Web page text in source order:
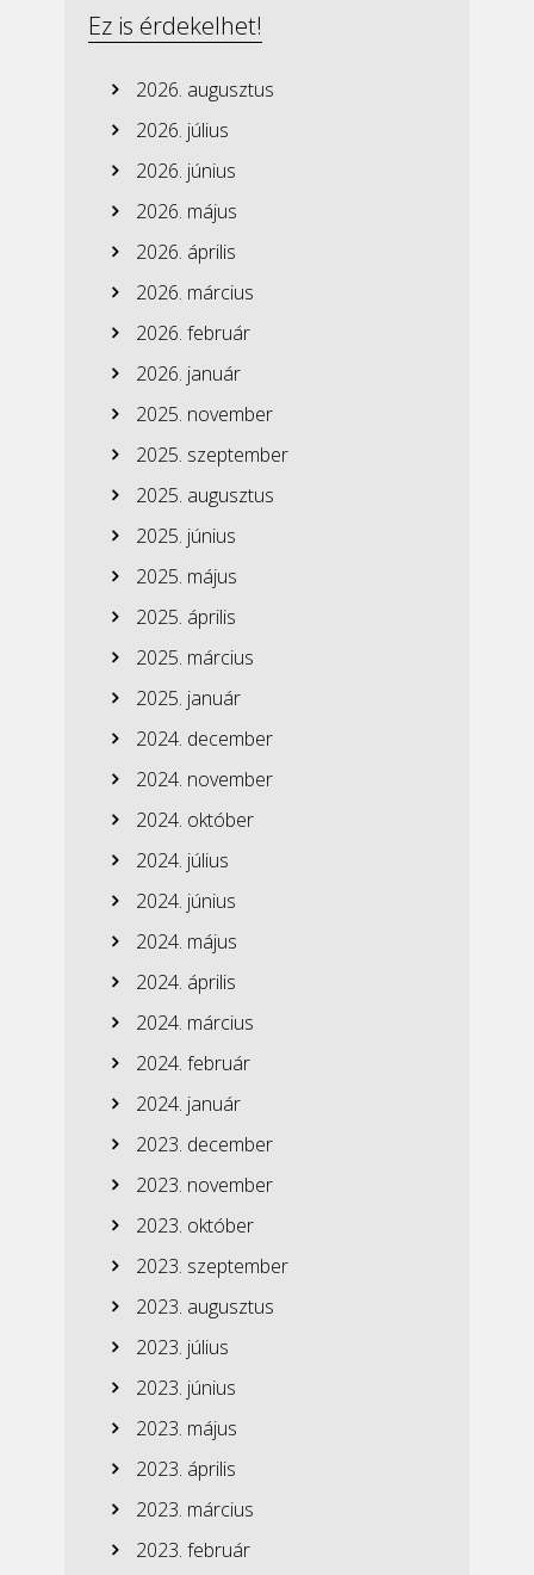
Ez is érdekelhet!
2026. augusztus
2026. július
2026. június
2026. május
2026. április
2026. március
2026. február
2026. január
2025. november
2025. szeptember
2025. augusztus
2025. június
2025. május
2025. április
2025. március
2025. január
2024. december
2024. november
2024. október
2024. július
2024. június
2024. május
2024. április
2024. március
2024. február
2024. január
2023. december
2023. november
2023. október
2023. szeptember
2023. augusztus
2023. július
2023. június
2023. május
2023. április
2023. március
2023. február